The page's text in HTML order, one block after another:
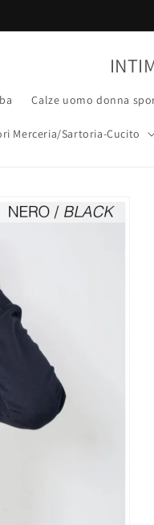
Calze uomo donna
Merceria/Sartoria-Cucito